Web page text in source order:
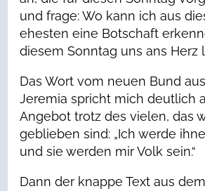
und frage: Wo kann ich aus
ehesten eine Botschaft
diesem Sonntag uns ans Herz
Das Wort vom neuen Bund
Jeremia spricht mich deutlich
Angebot trotz des vielen, das
geblieben sind: „Ich werde
und sie werden mir Volk sein.“
Dann der knappe Text aus